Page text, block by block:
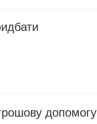
допомогу